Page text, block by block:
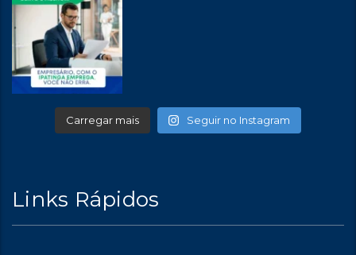
Carregar mais Seguir no Instagram
Links Rápidos